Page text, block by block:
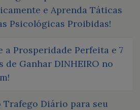
e Aprenda Táticas
Psicológicas Proibidas!
a Prosperidade Perfeita e 7
de Ganhar DINHEIRO no
Trafego Diário para seu